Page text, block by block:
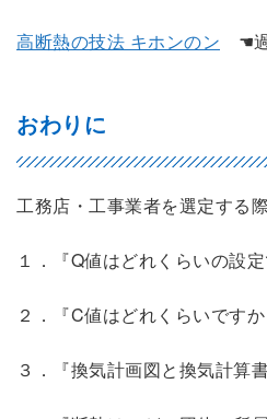
高断熱の技法 キホンのン ☚
おわりに
工務店・工事業者を選定する際
１．『Q値はどれくらいの設定
２．『C値はどれくらいですか
３．『換気計画図と換気計算